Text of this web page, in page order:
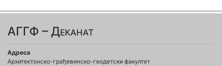
АГГФ – Деканат
Адреса
Архитектонско-грађевинско-геодетски факултет